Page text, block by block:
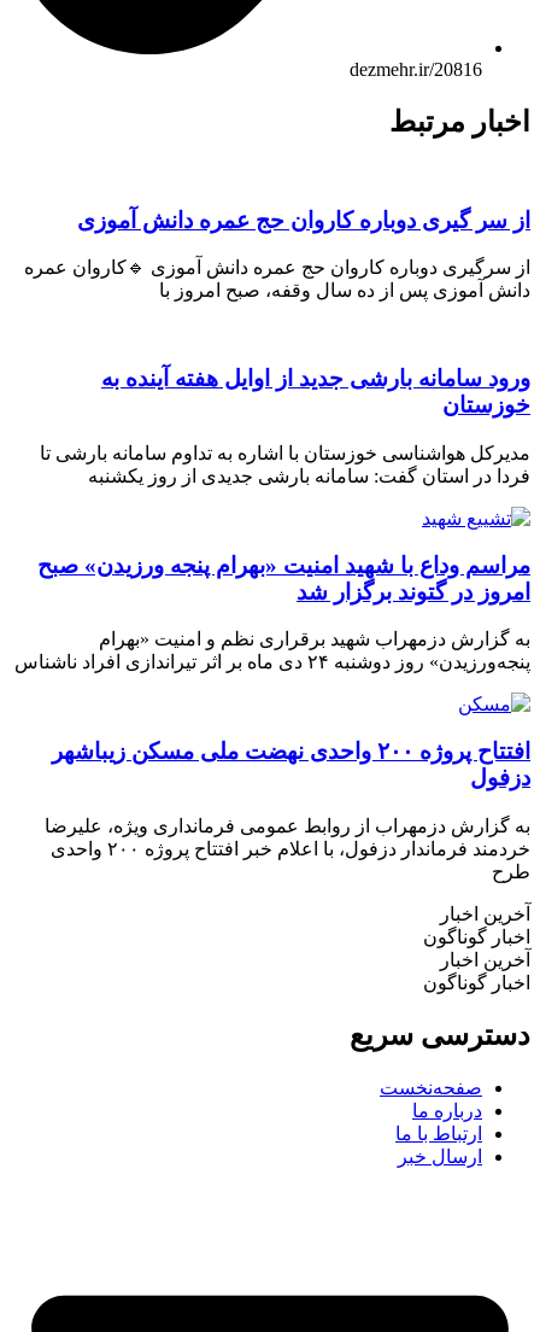
dezmehr.ir/20816
مرتبط
گیری دوباره کاروان حج عمره دانش آموزی
دوباره کاروان حج عمره دانش آموزی 🔹کاروان عمره
آموزی پس از ده سال وقفه، صبح امروز با
سامانه بارشی جدید از اوایل هفته آینده به
هواشناسی خوزستان با اشاره به تداوم سامانه بارشی تا
در استان گفت: سامانه بارشی جدیدی از روز یکشنبه
وداع با شهید امنیت «بهرام پنجه ورزیدن» صبح
در گتوند برگزار شد
دزمهراب شهید برقراری نظم و امنیت «بهرام
روز دوشنبه ۲۴ دی ماه بر اثر تیراندازی افراد ناشناس
افتتاح پروژه ۲۰۰ واحدی نهضت ملی مسکن زیباشهر
دزمهراب از روابط عمومی فرمانداری ویژه، علیرضا
خردمند فرماندار دزفول، با اعلام خبر افتتاح پروژه ۲۰۰ واحدی
اخبار
گوناگون
اخبار
گوناگون
سریع
صفحه‌نخست
درباره ما
ارتباط با ما
ارسال خبر